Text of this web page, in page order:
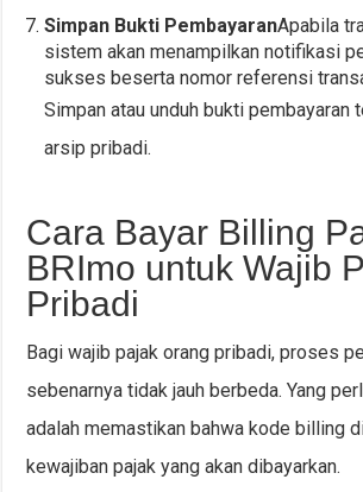
Simpan Bukti PembayaranApabila
sistem akan menampilkan notifikasi
sukses beserta nomor referensi
Simpan atau unduh bukti pembayaran
arsip pribadi.
Cara Bayar Billing
BRImo untuk Wajib
Pribadi
Bagi wajib pajak orang pribadi, proses
sebenarnya tidak jauh berbeda. Yang
adalah memastikan bahwa kode billing
kewajiban pajak yang akan dibayarkan.